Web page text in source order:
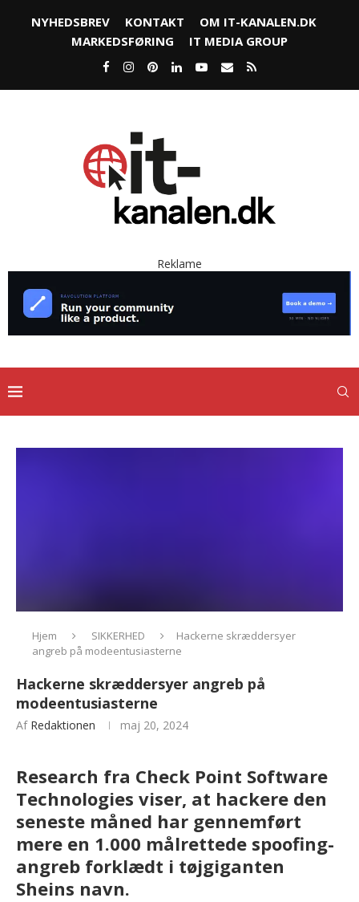
NYHEDSBREV KONTAKT
OM IT-KANALEN.DK
MARKEDSFØRING
IT MEDIA GROUP
Reklame
Hjem SIKKERHED
Hackerne skræddersyer
angreb på modeentusiasterne
Hackerne skræddersyer angreb på
modeentusiasterne
Af Redaktionen maj 20, 2024
Research fra Check Point Software
Technologies viser, at hackere den
seneste måned har gennemført
mere en 1.000 målrettede spoofing-
angreb forklædt i tøjgiganten
Sheins navn.